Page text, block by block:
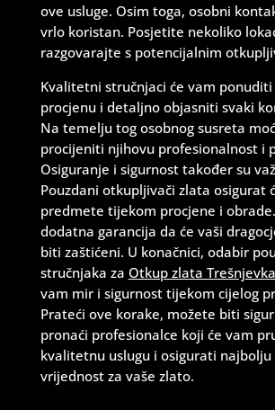
ove usluge. Osim toga, osobni
vrlo koristan. Posjetite nekoliko
razgovarajte s potencijalnim
Kvalitetni stručnjaci će vam
procjenu i detaljno objasniti svaki
Na temelju tog osobnog susreta
procijeniti njihovu profesionalnost i
Osiguranje i sigurnost također su
Pouzdani otkupljivači zlata osigurat
predmete tijekom procjene i
dodatna garancija da će vaši
biti zaštićeni. U konačnici, odabir
stručnjaka za Otkup zlata Trešnjevka
vam mir i sigurnost tijekom cijelog
Prateći ove korake, možete biti
pronaći profesionalce koji će vam
kvalitetnu uslugu i osigurati najbolju
vrijednost za vaše zlato.